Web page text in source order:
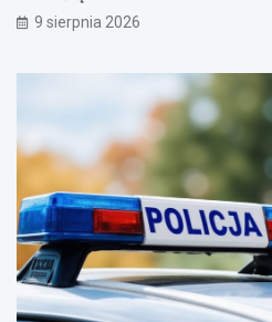
9 sierpnia 2026